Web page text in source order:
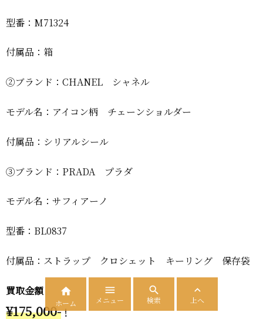
型番：M71324
付属品：箱
②ブランド：CHANEL シャネル
モデル名：アイコン柄 チェーンショルダー
付属品：シリアルシール
③ブランド：PRADA プラダ
モデル名：サフィアーノ
型番：BL0837
付属品：ストラップ クロシェット キーリング 保存袋
買取金額
¥175,000-！

ホーム

メニュー

検索

上へ